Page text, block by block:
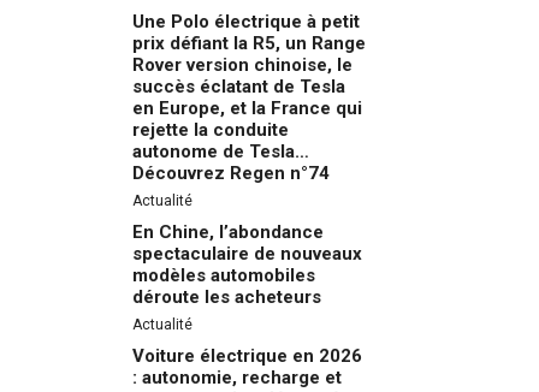
Une Polo électrique à petit
prix défiant la R5, un Range
Rover version chinoise, le
succès éclatant de Tesla
en Europe, et la France qui
rejette la conduite
autonome de Tesla…
Découvrez Regen n°74
Actualité
En Chine, l’abondance
spectaculaire de nouveaux
modèles automobiles
déroute les acheteurs
Actualité
Voiture électrique en 2026
: autonomie, recharge et